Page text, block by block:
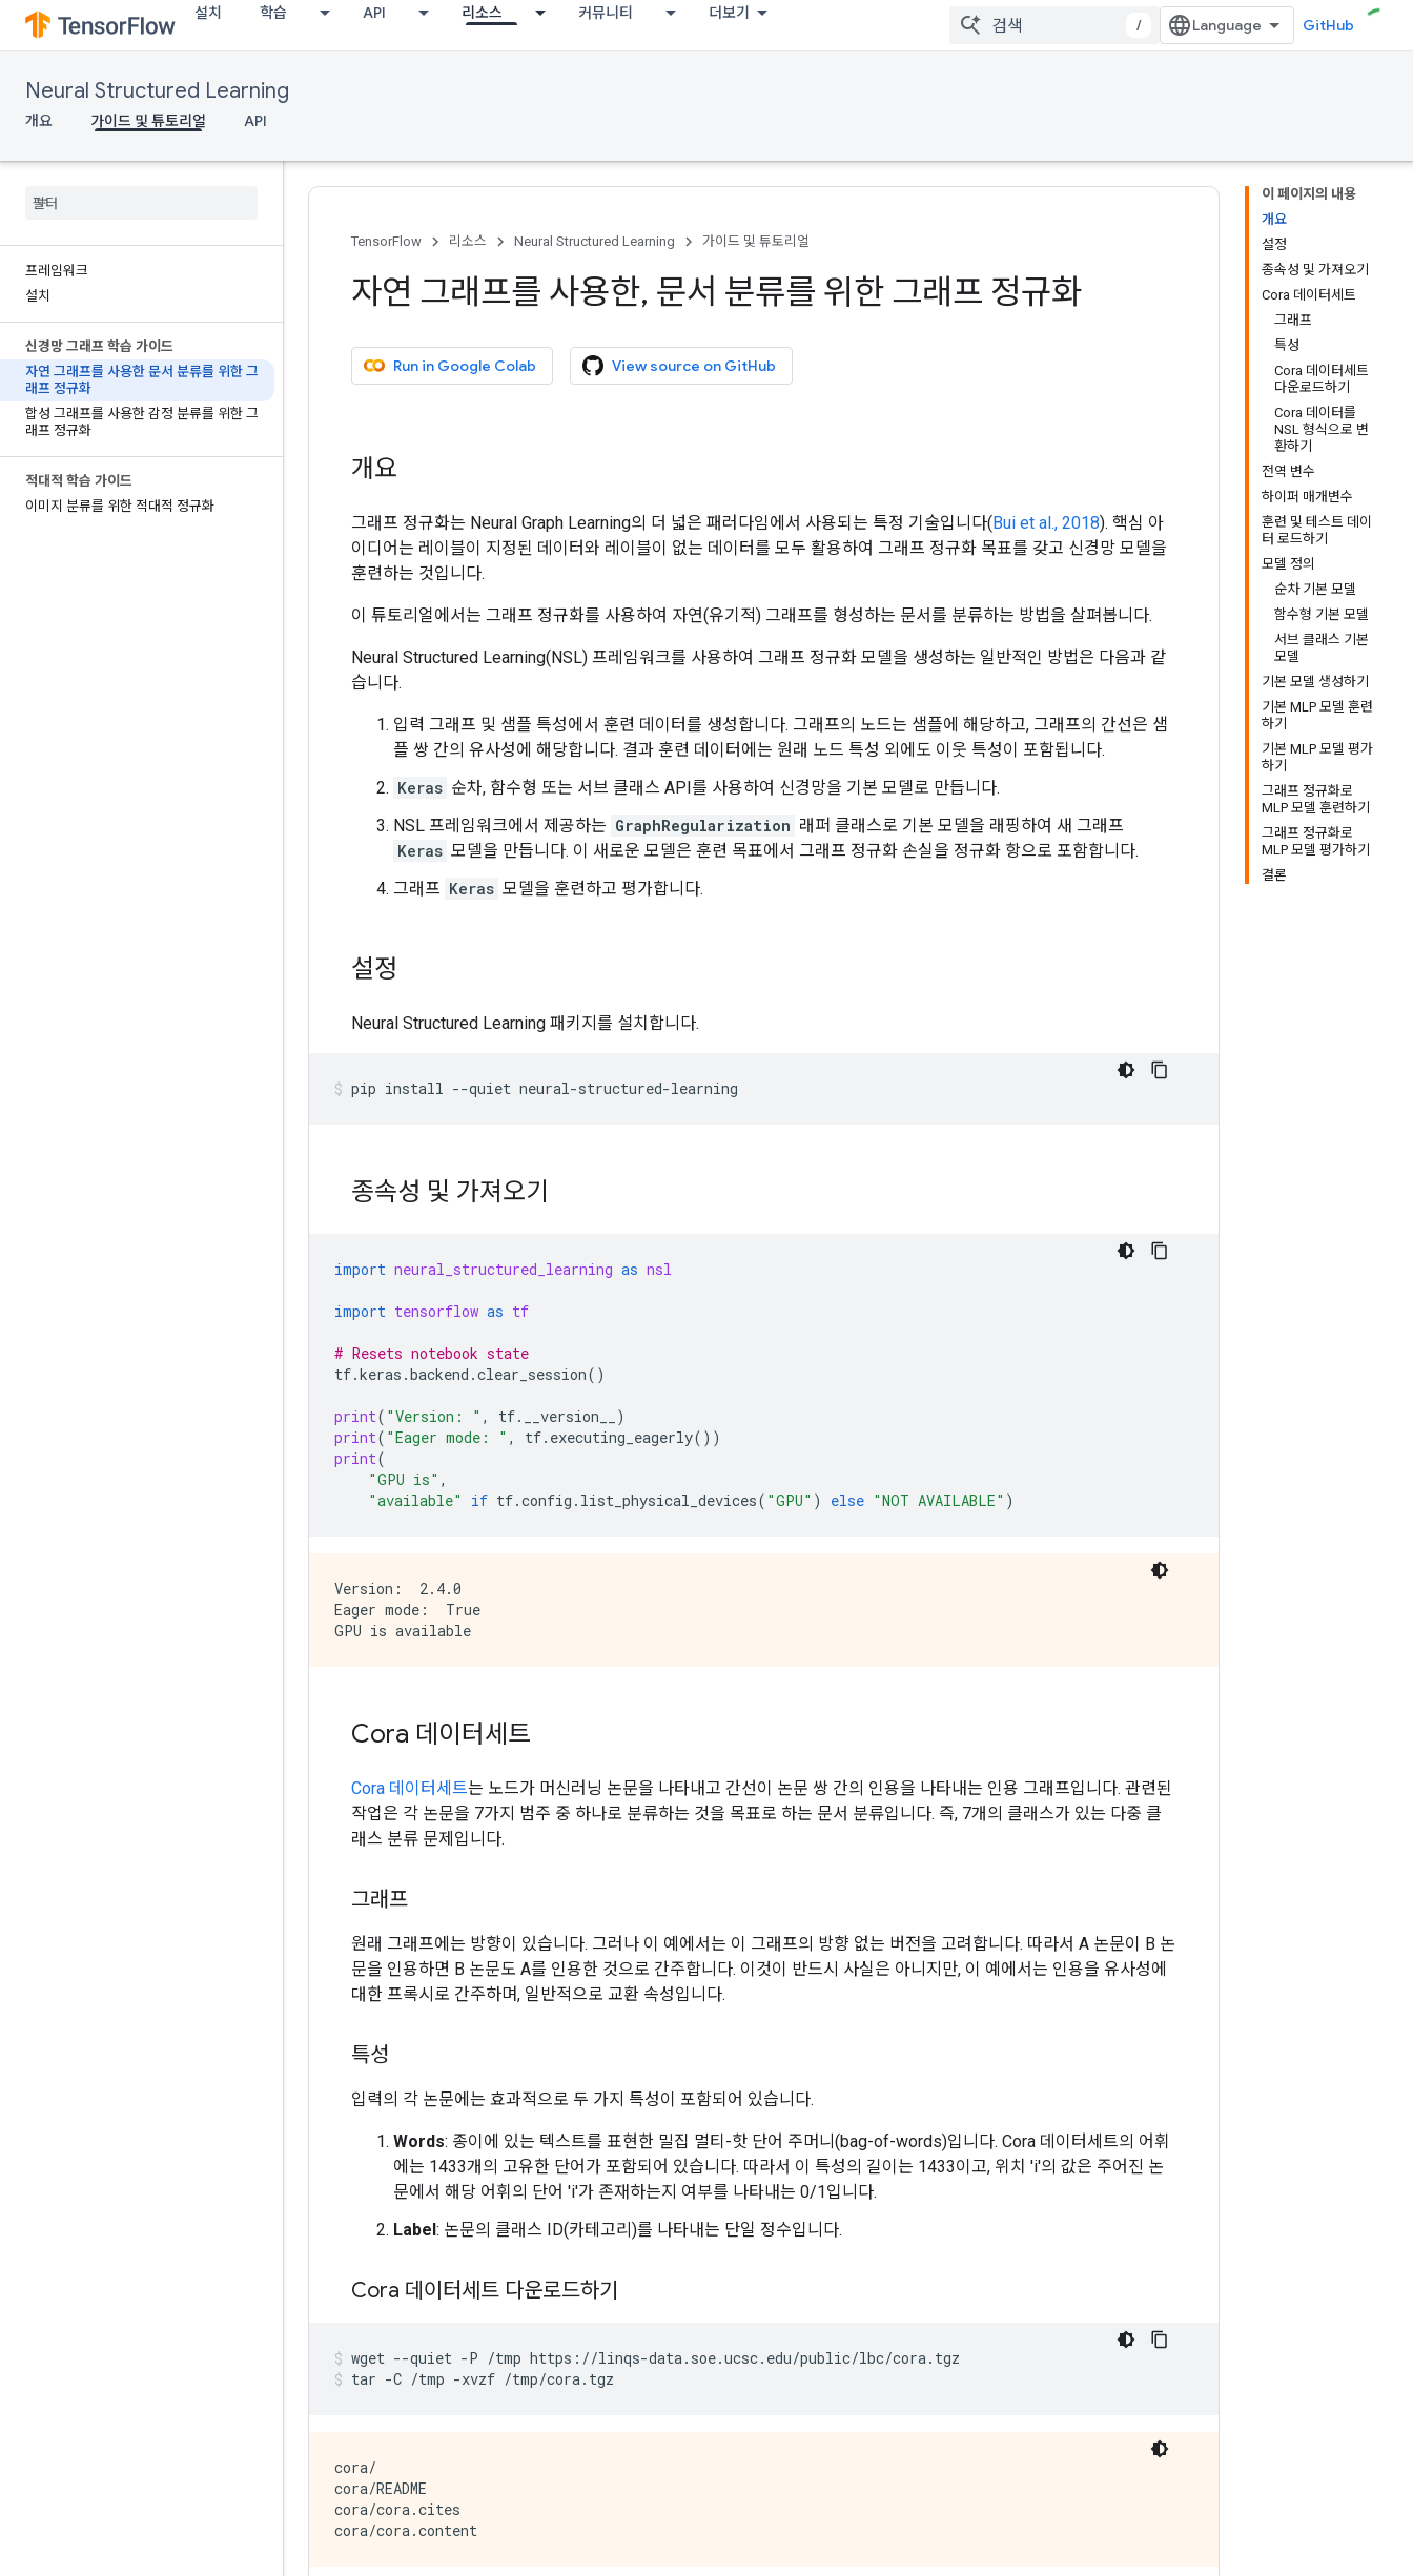
설치 학습 API 리소스 커뮤니티 더보기
/ GitHub
Neural Structured Learning
개요 가이드 및 튜토리얼 API
프레임워크
설치
신경망 그래프 학습 가이드
자연 그래프를 사용한 문서 분류를 위한 그
래프 정규화
합성 그래프를 사용한 감정 분류를 위한 그
래프 정규화
적대적 학습 가이드
이미지 분류를 위한 적대적 정규화
이 페이지의 내용
개요
설정
종속성 및 가져오기
Cora 데이터세트
그래프
특성
Cora 데이터세트
다운로드하기
Cora 데이터를
NSL 형식으로 변
환하기
전역 변수
하이퍼 매개변수
훈련 및 테스트 데이
터 로드하기
모델 정의
순차 기본 모델
함수형 기본 모델
서브 클래스 기본
모델
기본 모델 생성하기
기본 MLP 모델 훈련
하기
기본 MLP 모델 평가
하기
그래프 정규화로
MLP 모델 훈련하기
그래프 정규화로
MLP 모델 평가하기
결론
TensorFlow 리소스 Neural Structured Learning 가이드 및 튜토리얼
자연 그래프를 사용한, 문서 분류를 위한 그래프 정규화
Run in Google Colab View source on GitHub
개요
그래프 정규화는 Neural Graph Learning의 더 넓은 패러다임에서 사용되는 특정 기술입니다(Bui et al., 2018). 핵심 아
이디어는 레이블이 지정된 데이터와 레이블이 없는 데이터를 모두 활용하여 그래프 정규화 목표를 갖고 신경망 모델을
훈련하는 것입니다.
이 튜토리얼에서는 그래프 정규화를 사용하여 자연(유기적) 그래프를 형성하는 문서를 분류하는 방법을 살펴봅니다.
Neural Structured Learning(NSL) 프레임워크를 사용하여 그래프 정규화 모델을 생성하는 일반적인 방법은 다음과 같
습니다.
입력 그래프 및 샘플 특성에서 훈련 데이터를 생성합니다. 그래프의 노드는 샘플에 해당하고, 그래프의 간선은 샘
플 쌍 간의 유사성에 해당합니다. 결과 훈련 데이터에는 원래 노드 특성 외에도 이웃 특성이 포함됩니다.
Keras 순차, 함수형 또는 서브 클래스 API를 사용하여 신경망을 기본 모델로 만듭니다.
NSL 프레임워크에서 제공하는 GraphRegularization 래퍼 클래스로 기본 모델을 래핑하여 새 그래프
Keras 모델을 만듭니다. 이 새로운 모델은 훈련 목표에서 그래프 정규화 손실을 정규화 항으로 포함합니다.
그래프 Keras 모델을 훈련하고 평가합니다.
설정
Neural Structured Learning 패키지를 설치합니다.
pip install --quiet neural-structured-learning
종속성 및 가져오기
import neural_structured_learning as nsl
import tensorflow as tf
# Resets notebook state
tf.keras .backend .clear_session()
print( "Version: " , tf. __version__
)
print( "Eager mode: " , tf. executing_eagerly())
print(
"GPU is" ,
"available"
if tf.config . list_physical_devices( "GPU" ) else "NOT AVAILABLE" )
Version:  2.4.0
Eager mode:  True
Cora 데이터세트
Cora 데이터세트는 노드가 머신러닝 논문을 나타내고 간선이 논문 쌍 간의 인용을 나타내는 인용 그래프입니다. 관련된
작업은 각 논문을 7가지 범주 중 하나로 분류하는 것을 목표로 하는 문서 분류입니다. 즉, 7개의 클래스가 있는 다중 클
래스 분류 문제입니다.
그래프
원래 그래프에는 방향이 있습니다. 그러나 이 예에서는 이 그래프의 방향 없는 버전을 고려합니다. 따라서 A 논문이 B 논
문을 인용하면 B 논문도 A를 인용한 것으로 간주합니다. 이것이 반드시 사실은 아니지만, 이 예에서는 인용을 유사성에
대한 프록시로 간주하며, 일반적으로 교환 속성입니다.
특성
입력의 각 논문에는 효과적으로 두 가지 특성이 포함되어 있습니다.
Words: 종이에 있는 텍스트를 표현한 밀집 멀티-핫 단어 주머니(bag-of-words)입니다. Cora 데이터세트의 어휘
에는 1433개의 고유한 단어가 포함되어 있습니다. 따라서 이 특성의 길이는 1433이고, 위치 'i'의 값은 주어진 논
문에서 해당 어휘의 단어 'i'가 존재하는지 여부를 나타내는 0/1입니다.
Label: 논문의 클래스 ID(카테고리)를 나타내는 단일 정수입니다.
Cora 데이터세트 다운로드하기
wget --quiet -P /tmp https://linqs-data.soe.ucsc.edu/public/lbc/cora.tgz
tar -C /tmp -xvzf /tmp/cora.tgz
cora/
cora/README
cora/cora.cites